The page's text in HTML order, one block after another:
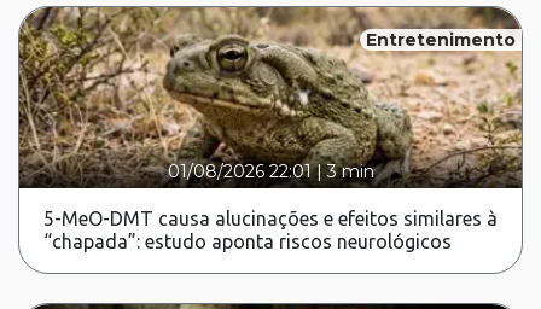
Entretenimento
01/08/2026 22:01|3 min
5-MeO-DMT causa alucinações e efeitos similares à
“chapada”: estudo aponta riscos neurológicos